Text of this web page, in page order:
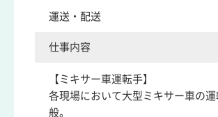
運送・配送
仕事内容
【ミキサー車運転手】
各現場において大型ミキサー車の
般。